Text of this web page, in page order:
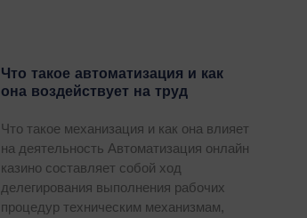
Что такое автоматизация и как
она воздействует на труд
Что такое механизация и как она влияет
на деятельность Автоматизация онлайн
казино составляет собой ход
делегирования выполнения рабочих
процедур техническим механизмам,